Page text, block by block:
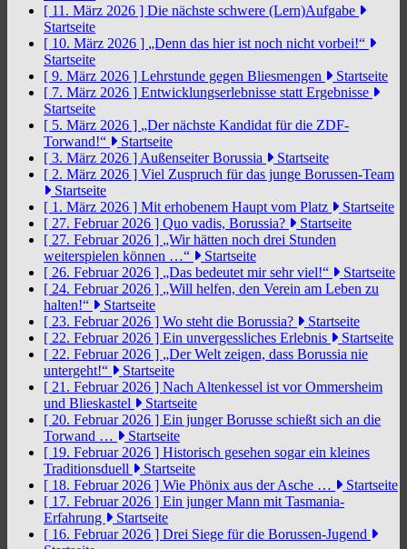
[ 11. März 2026 ] Die nächste schwere (Lern)Aufgabe
Startseite
[ 10. März 2026 ] „Denn das hier ist noch nicht vorbei!“
Startseite
[ 9. März 2026 ] Lehrstunde gegen Bliesmengen
Startseite
[ 7. März 2026 ] Entwicklungserlebnisse statt Ergebnisse
Startseite
[ 5. März 2026 ] „Der nächste Kandidat für die ZDF-
Torwand!“
Startseite
[ 3. März 2026 ] Außenseiter Borussia
Startseite
[ 2. März 2026 ] Viel Zuspruch für das junge Borussen-Team
Startseite
[ 1. März 2026 ] Mit erhobenem Haupt vom Platz
Startseite
[ 27. Februar 2026 ] Quo vadis, Borussia?
Startseite
[ 27. Februar 2026 ] „Wir hätten noch drei Stunden
weiterspielen können …“
Startseite
[ 26. Februar 2026 ] „Das bedeutet mir sehr viel!“
Startseite
[ 24. Februar 2026 ] „Will helfen, den Verein am Leben zu
halten!“
Startseite
[ 23. Februar 2026 ] Wo steht die Borussia?
Startseite
[ 22. Februar 2026 ] Ein unvergessliches Erlebnis
Startseite
[ 22. Februar 2026 ] „Der Welt zeigen, dass Borussia nie
untergeht!“
Startseite
[ 21. Februar 2026 ] Nach Altenkessel ist vor Ommersheim
und Blieskastel
Startseite
[ 20. Februar 2026 ] Ein junger Borusse schießt sich an die
Torwand …
Startseite
[ 19. Februar 2026 ] Historisch gesehen sogar ein kleines
Traditionsduell
Startseite
[ 18. Februar 2026 ] Wie Phönix aus der Asche …
Startseite
[ 17. Februar 2026 ] Ein junger Mann mit Tasmania-
Erfahrung
Startseite
[ 16. Februar 2026 ] Drei Siege für die Borussen-Jugend